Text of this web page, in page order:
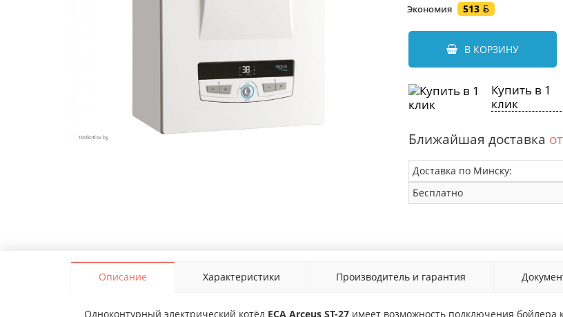
Экономия 513
В КОРЗИНУ
Купить в 1
клик
Ближайшая доставка
Доставка по Минску:
Бесплатно
Описание Характеристики Производитель и гарантия
Одноконтурный электрический котёл ECA Arceus ST-27 имеет возможность подключения бойлера